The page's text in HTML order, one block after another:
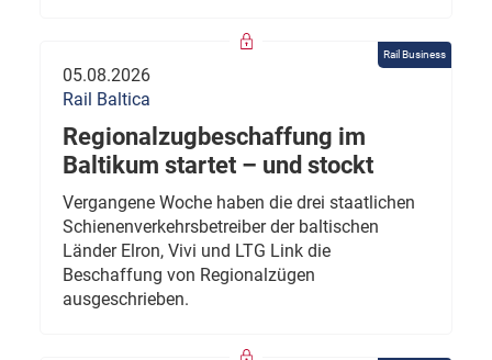
Rail Business
05.08.2026
Rail Baltica
Regionalzugbeschaffung im
Baltikum startet – und stockt
Vergangene Woche haben die drei staatlichen
Schienenverkehrsbetreiber der baltischen
Länder Elron, Vivi und LTG Link die
Beschaffung von Regionalzügen
ausgeschrieben.